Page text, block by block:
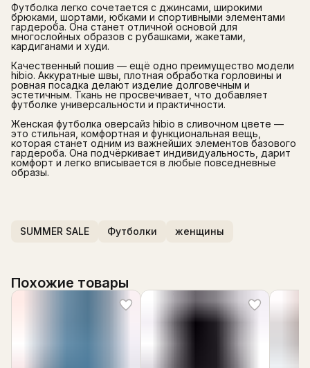
Футболка легко сочетается с джинсами, широкими
брюками, шортами, юбками и спортивными элементами
гардероба. Она станет отличной основой для
многослойных образов с рубашками, жакетами,
кардиганами и худи.
Качественный пошив — ещё одно преимущество модели
hibio. Аккуратные швы, плотная обработка горловины и
ровная посадка делают изделие долговечным и
эстетичным. Ткань не просвечивает, что добавляет
футболке универсальности и практичности.
Женская футболка оверсайз hibio в сливочном цвете —
это стильная, комфортная и функциональная вещь,
которая станет одним из важнейших элементов базового
гардероба. Она подчёркивает индивидуальность, дарит
комфорт и легко вписывается в любые повседневные
образы.
SUMMER SALE Футболки женщины
Похожие товары